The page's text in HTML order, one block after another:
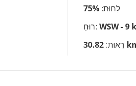
לַחוּת: 75%
רוּחַ: WSW - 9
רְאוּת: